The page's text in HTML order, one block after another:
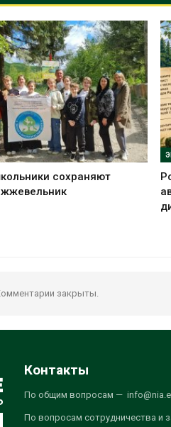
сохраняют
закрыты.
Контакты
По общим вопросам —
По вопросам сотрудничества и